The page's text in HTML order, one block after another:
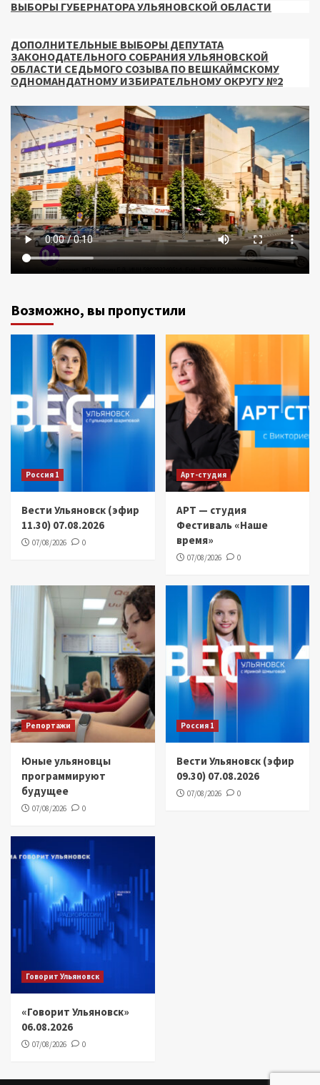
ВЫБОРЫ ГУБЕРНАТОРА УЛЬЯНОВСКОЙ ОБЛАСТИ
ДОПОЛНИТЕЛЬНЫЕ ВЫБОРЫ ДЕПУТАТА
ЗАКОНОДАТЕЛЬНОГО СОБРАНИЯ УЛЬЯНОВСКОЙ
ОБЛАСТИ СЕДЬМОГО СОЗЫВА ПО ВЕШКАЙМСКОМУ
ОДНОМАНДАТНОМУ ИЗБИРАТЕЛЬНОМУ ОКРУГУ №2
Возможно, вы пропустили
Россия 1
Вести Ульяновск (эфир
11.30) 07.08.2026
07/08/2026 0
Арт-студия
АРТ — студия
Фестиваль «Наше
время»
07/08/2026 0
Репортажи
Юные ульяновцы
программируют
будущее
07/08/2026 0
Россия 1
Вести Ульяновск (эфир
09.30) 07.08.2026
07/08/2026 0
Говорит Ульяновск
«Говорит Ульяновск»
06.08.2026
07/08/2026 0